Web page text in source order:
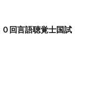
回言語聴覚士国試